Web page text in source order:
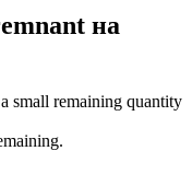
на
small remaining quantity